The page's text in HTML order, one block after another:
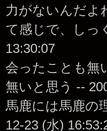
力がないんだ
て感じで、しっ
13:30:07
会ったことも無
無いと思う --
馬鹿には馬鹿の
12-23 (水)